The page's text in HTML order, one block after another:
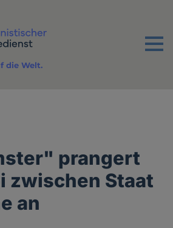
Menu
die Welt.
prangert
zwischen Staat
an